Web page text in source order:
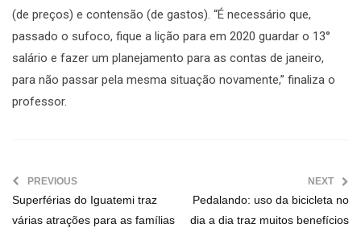
(de preços) e contensão (de gastos). “É necessário que,
passado o sufoco, fique a lição para em 2020 guardar o 13°
salário e fazer um planejamento para as contas de janeiro,
para não passar pela mesma situação novamente,” finaliza o
professor.
PREVIOUS
Superférias do Iguatemi traz
várias atrações para as famílias
NEXT
Pedalando: uso da bicicleta no
dia a dia traz muitos benefícios